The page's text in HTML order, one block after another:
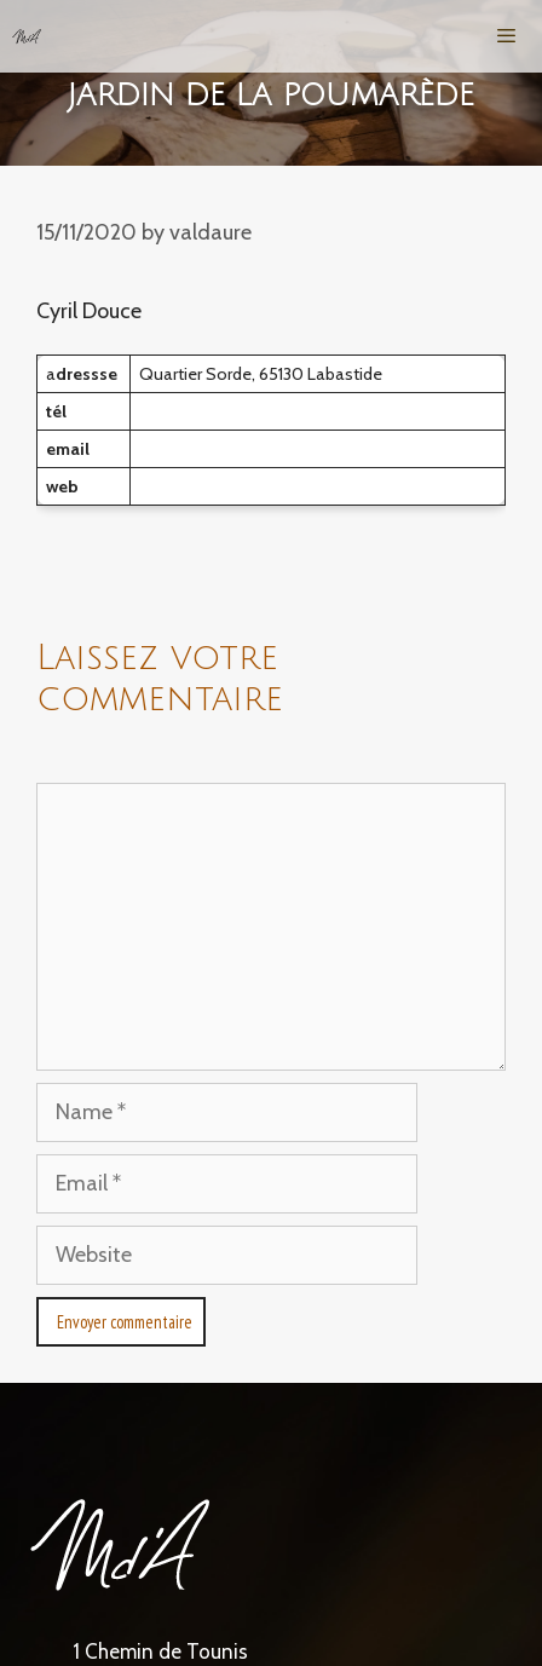
to
contentJARDIN DE LA POUMARÈDE
15/11/2020 byvaldaure
Cyril Douce
adressse
Quartier Sorde, 65130 Labastide
tél
email
web
Laissez votre
commentaire
Name
Email
Website
1 Chemin de Tounis